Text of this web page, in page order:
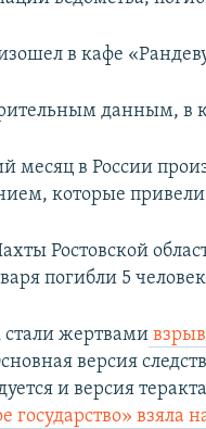
в кафе
данным, в
месяц в России
которые
Ростовской
погибли 5
стали жертвами
версия
и версия
государство» взяла